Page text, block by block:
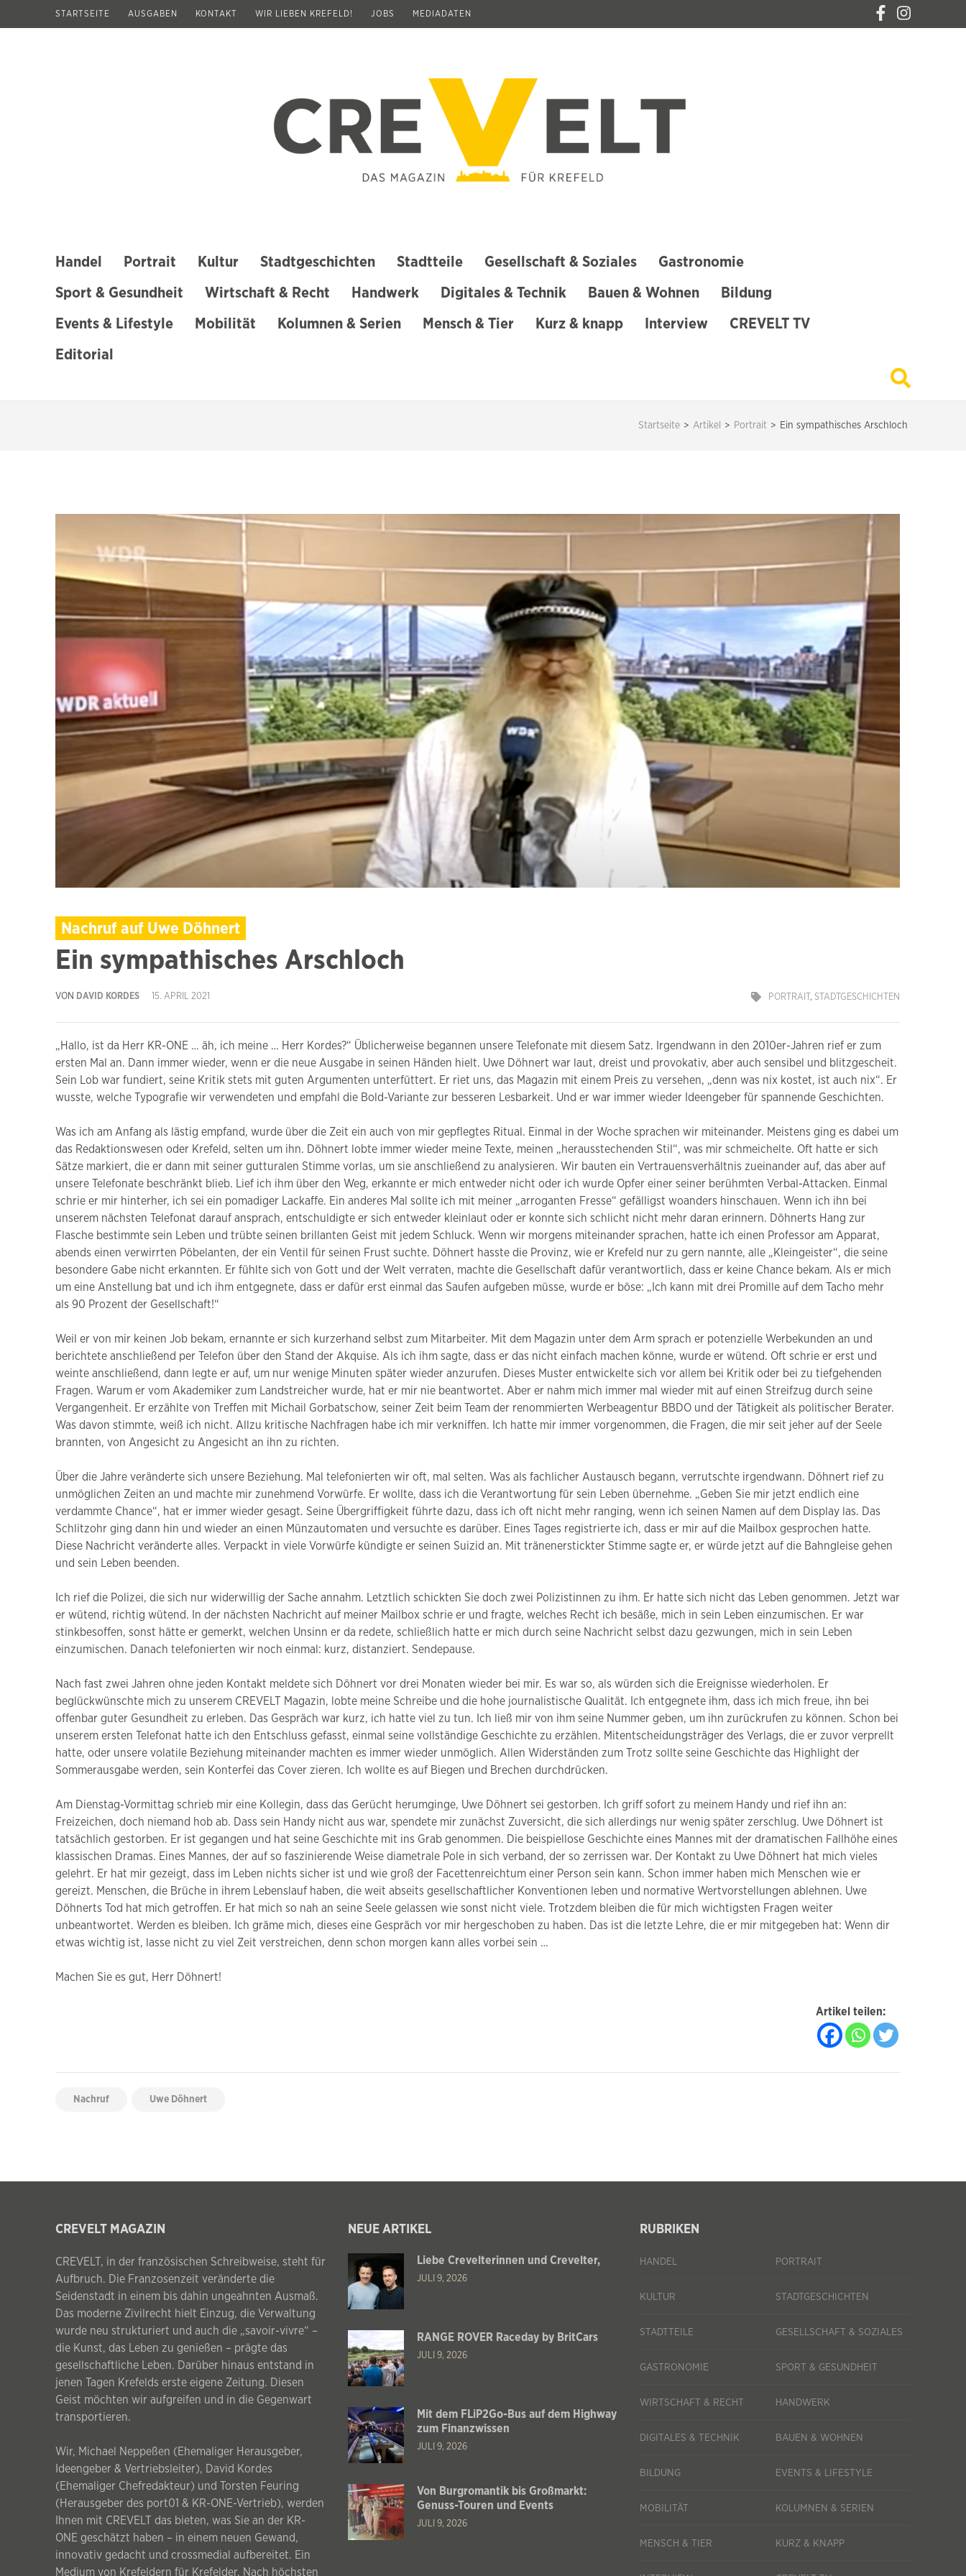
STARTSEITE AUSGABEN KONTAKT WIR LIEBEN KREFELD! JOBS MEDIADATEN
Handel Portrait Kultur Stadtgeschichten Stadtteile Gesellschaft & Soziales Gastronomie
Sport & Gesundheit Wirtschaft & Recht Handwerk Digitales & Technik Bauen & Wohnen Bildung
Events & Lifestyle Mobilität Kolumnen & Serien Mensch & Tier Kurz & knapp Interview CREVELT TV
Editorial
Startseite > Artikel > Portrait > Ein sympathisches Arschloch
Nachruf auf Uwe Döhnert
Ein sympathisches Arschloch
VON DAVID KORDES 15. APRIL 2021 PORTRAIT , STADTGESCHICHTEN
„Hallo, ist da Herr KR-ONE … äh, ich meine … Herr Kordes?“ Üblicherweise begannen unsere Telefonate mit diesem Satz. Irgendwann in den 2010er-Jahren rief er zum
ersten Mal an. Dann immer wieder, wenn er die neue Ausgabe in seinen Händen hielt. Uwe Döhnert war laut, dreist und provokativ, aber auch sensibel und blitzgescheit.
Sein Lob war fundiert, seine Kritik stets mit guten Argumenten unterfüttert. Er riet uns, das Magazin mit einem Preis zu versehen, „denn was nix kostet, ist auch nix“. Er
wusste, welche Typografie wir verwendeten und empfahl die Bold-Variante zur besseren Lesbarkeit. Und er war immer wieder Ideengeber für spannende Geschichten.
Was ich am Anfang als lästig empfand, wurde über die Zeit ein auch von mir gepflegtes Ritual. Einmal in der Woche sprachen wir miteinander. Meistens ging es dabei um
das Redaktionswesen oder Krefeld, selten um ihn. Döhnert lobte immer wieder meine Texte, meinen „herausstechenden Stil“, was mir schmeichelte. Oft hatte er sich
Sätze markiert, die er dann mit seiner gutturalen Stimme vorlas, um sie anschließend zu analysieren. Wir bauten ein Vertrauensverhältnis zueinander auf, das aber auf
unsere Telefonate beschränkt blieb. Lief ich ihm über den Weg, erkannte er mich entweder nicht oder ich wurde Opfer einer seiner berühmten Verbal-Attacken. Einmal
schrie er mir hinterher, ich sei ein pomadiger Lackaffe. Ein anderes Mal sollte ich mit meiner „arroganten Fresse“ gefälligst woanders hinschauen. Wenn ich ihn bei
unserem nächsten Telefonat darauf ansprach, entschuldigte er sich entweder kleinlaut oder er konnte sich schlicht nicht mehr daran erinnern. Döhnerts Hang zur
Flasche bestimmte sein Leben und trübte seinen brillanten Geist mit jedem Schluck. Wenn wir morgens miteinander sprachen, hatte ich einen Professor am Apparat,
abends einen verwirrten Pöbelanten, der ein Ventil für seinen Frust suchte. Döhnert hasste die Provinz, wie er Krefeld nur zu gern nannte, alle „Kleingeister“, die seine
besondere Gabe nicht erkannten. Er fühlte sich von Gott und der Welt verraten, machte die Gesellschaft dafür verantwortlich, dass er keine Chance bekam. Als er mich
um eine Anstellung bat und ich ihm entgegnete, dass er dafür erst einmal das Saufen aufgeben müsse, wurde er böse: „Ich kann mit drei Promille auf dem Tacho mehr
als 90 Prozent der Gesellschaft!“
Weil er von mir keinen Job bekam, ernannte er sich kurzerhand selbst zum Mitarbeiter. Mit dem Magazin unter dem Arm sprach er potenzielle Werbekunden an und
berichtete anschließend per Telefon über den Stand der Akquise. Als ich ihm sagte, dass er das nicht einfach machen könne, wurde er wütend. Oft schrie er erst und
weinte anschließend, dann legte er auf, um nur wenige Minuten später wieder anzurufen. Dieses Muster entwickelte sich vor allem bei Kritik oder bei zu tiefgehenden
Fragen. Warum er vom Akademiker zum Landstreicher wurde, hat er mir nie beantwortet. Aber er nahm mich immer mal wieder mit auf einen Streifzug durch seine
Vergangenheit. Er erzählte von Treffen mit Michail Gorbatschow, seiner Zeit beim Team der renommierten Werbeagentur BBDO und der Tätigkeit als politischer Berater.
Was davon stimmte, weiß ich nicht. Allzu kritische Nachfragen habe ich mir verkniffen. Ich hatte mir immer vorgenommen, die Fragen, die mir seit jeher auf der Seele
brannten, von Angesicht zu Angesicht an ihn zu richten.
Über die Jahre veränderte sich unsere Beziehung. Mal telefonierten wir oft, mal selten. Was als fachlicher Austausch begann, verrutschte irgendwann. Döhnert rief zu
unmöglichen Zeiten an und machte mir zunehmend Vorwürfe. Er wollte, dass ich die Verantwortung für sein Leben übernehme. „Geben Sie mir jetzt endlich eine
verdammte Chance“, hat er immer wieder gesagt. Seine Übergriffigkeit führte dazu, dass ich oft nicht mehr ranging, wenn ich seinen Namen auf dem Display las. Das
Schlitzohr ging dann hin und wieder an einen Münzautomaten und versuchte es darüber. Eines Tages registrierte ich, dass er mir auf die Mailbox gesprochen hatte.
Diese Nachricht veränderte alles. Verpackt in viele Vorwürfe kündigte er seinen Suizid an. Mit tränenerstickter Stimme sagte er, er würde jetzt auf die Bahngleise gehen
und sein Leben beenden.
Ich rief die Polizei, die sich nur widerwillig der Sache annahm. Letztlich schickten Sie doch zwei Polizistinnen zu ihm. Er hatte sich nicht das Leben genommen. Jetzt war
er wütend, richtig wütend. In der nächsten Nachricht auf meiner Mailbox schrie er und fragte, welches Recht ich besäße, mich in sein Leben einzumischen. Er war
stinkbesoffen, sonst hätte er gemerkt, welchen Unsinn er da redete, schließlich hatte er mich durch seine Nachricht selbst dazu gezwungen, mich in sein Leben
einzumischen. Danach telefonierten wir noch einmal: kurz, distanziert. Sendepause.
Nach fast zwei Jahren ohne jeden Kontakt meldete sich Döhnert vor drei Monaten wieder bei mir. Es war so, als würden sich die Ereignisse wiederholen. Er
beglückwünschte mich zu unserem CREVELT Magazin, lobte meine Schreibe und die hohe journalistische Qualität. Ich entgegnete ihm, dass ich mich freue, ihn bei
offenbar guter Gesundheit zu erleben. Das Gespräch war kurz, ich hatte viel zu tun. Ich ließ mir von ihm seine Nummer geben, um ihn zurückrufen zu können. Schon bei
unserem ersten Telefonat hatte ich den Entschluss gefasst, einmal seine vollständige Geschichte zu erzählen. Mitentscheidungsträger des Verlags, die er zuvor verprellt
hatte, oder unsere volatile Beziehung miteinander machten es immer wieder unmöglich. Allen Widerständen zum Trotz sollte seine Geschichte das Highlight der
Sommerausgabe werden, sein Konterfei das Cover zieren. Ich wollte es auf Biegen und Brechen durchdrücken.
Am Dienstag-Vormittag schrieb mir eine Kollegin, dass das Gerücht herumginge, Uwe Döhnert sei gestorben. Ich griff sofort zu meinem Handy und rief ihn an:
Freizeichen, doch niemand hob ab. Dass sein Handy nicht aus war, spendete mir zunächst Zuversicht, die sich allerdings nur wenig später zerschlug. Uwe Döhnert ist
tatsächlich gestorben. Er ist gegangen und hat seine Geschichte mit ins Grab genommen. Die beispiellose Geschichte eines Mannes mit der dramatischen Fallhöhe eines
klassischen Dramas. Eines Mannes, der auf so faszinierende Weise diametrale Pole in sich verband, der so zerrissen war. Der Kontakt zu Uwe Döhnert hat mich vieles
gelehrt. Er hat mir gezeigt, dass im Leben nichts sicher ist und wie groß der Facettenreichtum einer Person sein kann. Schon immer haben mich Menschen wie er
gereizt. Menschen, die Brüche in ihrem Lebenslauf haben, die weit abseits gesellschaftlicher Konventionen leben und normative Wertvorstellungen ablehnen. Uwe
Döhnerts Tod hat mich getroffen. Er hat mich so nah an seine Seele gelassen wie sonst nicht viele. Trotzdem bleiben die für mich wichtigsten Fragen weiter
unbeantwortet. Werden es bleiben. Ich gräme mich, dieses eine Gespräch vor mir hergeschoben zu haben. Das ist die letzte Lehre, die er mir mitgegeben hat: Wenn dir
etwas wichtig ist, lasse nicht zu viel Zeit verstreichen, denn schon morgen kann alles vorbei sein …
Machen Sie es gut, Herr Döhnert!
Artikel teilen:
Nachruf Uwe Döhnert
CREVELT MAGAZIN
CREVELT, in der französischen Schreibweise, steht für
Aufbruch. Die Franzosenzeit veränderte die
Seidenstadt in einem bis dahin ungeahnten Ausmaß.
Das moderne Zivilrecht hielt Einzug, die Verwaltung
wurde neu strukturiert und auch die „savoir-vivre“ –
die Kunst, das Leben zu genießen – prägte das
gesellschaftliche Leben. Darüber hinaus entstand in
jenen Tagen Krefelds erste eigene Zeitung. Diesen
Geist möchten wir aufgreifen und in die Gegenwart
transportieren.
Wir, Michael Neppeßen (Ehemaliger Herausgeber,
Ideengeber & Vertriebsleiter), David Kordes
(Ehemaliger Chefredakteur) und Torsten Feuring
(Herausgeber des port01 & KR-ONE-Vertrieb), werden
Ihnen mit CREVELT das bieten, was Sie an der KR-
ONE geschätzt haben – in einem neuen Gewand,
innovativ gedacht und crossmedial aufbereitet. Ein
Medium von Krefeldern für Krefelder. Nach höchsten
NEUE ARTIKEL
Liebe Crevelterinnen und Crevelter,
JULI 9, 2026
RANGE ROVER Raceday by BritCars
JULI 9, 2026
Mit dem FLiP2Go-Bus auf dem Highway
zum Finanzwissen
JULI 9, 2026
Von Burgromantik bis Großmarkt:
Genuss-Touren und Events
JULI 9, 2026
RUBRIKEN
HANDEL PORTRAIT
KULTUR STADTGESCHICHTEN
STADTTEILE GESELLSCHAFT & SOZIALES
GASTRONOMIE SPORT & GESUNDHEIT
WIRTSCHAFT & RECHT HANDWERK
DIGITALES & TECHNIK BAUEN & WOHNEN
BILDUNG EVENTS & LIFESTYLE
MOBILITÄT KOLUMNEN & SERIEN
MENSCH & TIER KURZ & KNAPP